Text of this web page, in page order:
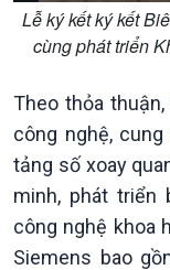
Chính phủ với
Quốc hội với cử tri
Đảng trong cuộc
Nhận diện sự thật
Pháp luật và đời
Lễ ký kết ký kết
cùng phát triển
Theo thỏa
công nghệ,
tảng số xoay
minh, phát triển
công nghệ khoa
Siemens bao